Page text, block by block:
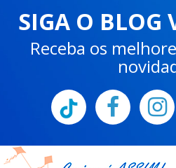
SIGA O BLOG
Receba os